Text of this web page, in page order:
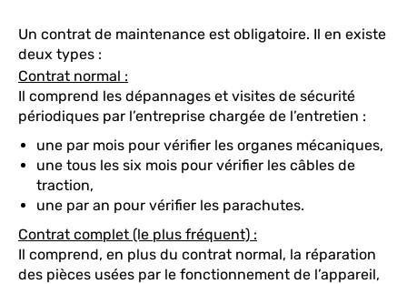
Un contrat de maintenance est obligatoire. Il en existe
deux types :
Contrat normal :
Il comprend les dépannages et visites de sécurité
périodiques par l’entreprise chargée de l’entretien :
une par mois pour vérifier les organes mécaniques,
une tous les six mois pour vérifier les câbles de
traction,
une par an pour vérifier les parachutes.
Contrat complet (le plus fréquent) :
Il comprend, en plus du contrat normal, la réparation
des pièces usées par le fonctionnement de l’appareil,